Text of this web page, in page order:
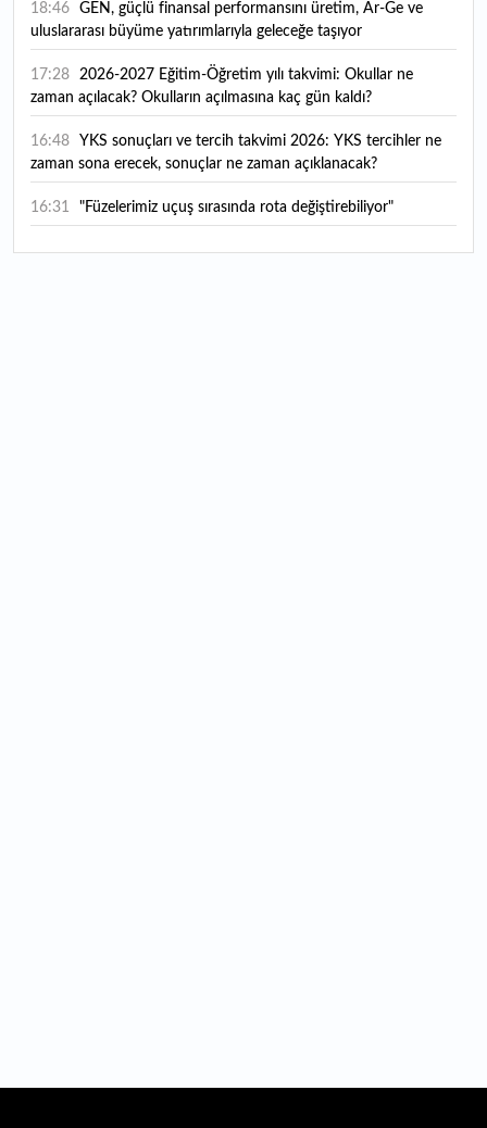
18:46
uluslararası büyüme yatırımlarıyla geleceğe taşıyor
17:28
zaman açılacak? Okulların açılmasına kaç gün kaldı?
16:48
zaman sona erecek, sonuçlar ne zaman açıklanacak?
16:31 "Füzelerimiz uçuş sırasında rota değiştirebiliyor"
16:14 Günde 6 şişe satarak kişi başı 400 TL kazanç sağlıyorlar